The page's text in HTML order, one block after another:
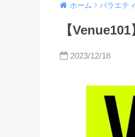
ホーム バラエティ
【
2023/12/18